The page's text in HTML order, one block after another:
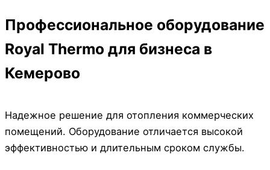
Профессиональное оборудование
Royal Thermo для бизнеса в
Кемерово
Надежное решение для отопления коммерческих
помещений. Оборудование отличается высокой
эффективностью и длительным сроком службы.